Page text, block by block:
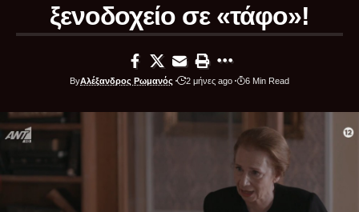
ξενοδοχείο σε «τάφο»!
ByΑλέξανδρος Ρωμανός 2 μήνες ago 6 Min Read